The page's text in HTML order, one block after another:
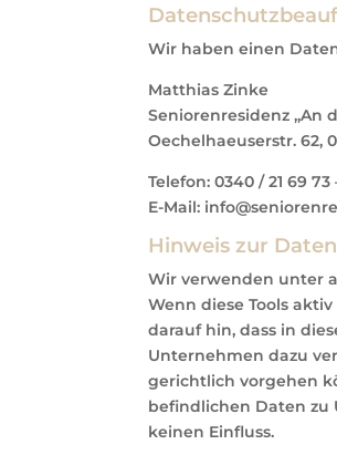
Wir haben einen
Matthias Zinke
Seniorenresidenz „An
Oechelhaeuserstr. 62,
Telefon: 0340 / 21 69 73
E-Mail:
Hinweis zur
Wir verwenden unter
Wenn diese Tools
darauf hin, dass in
Unternehmen dazu
gerichtlich vorgehen
befindlichen Daten zu
keinen Einfluss.